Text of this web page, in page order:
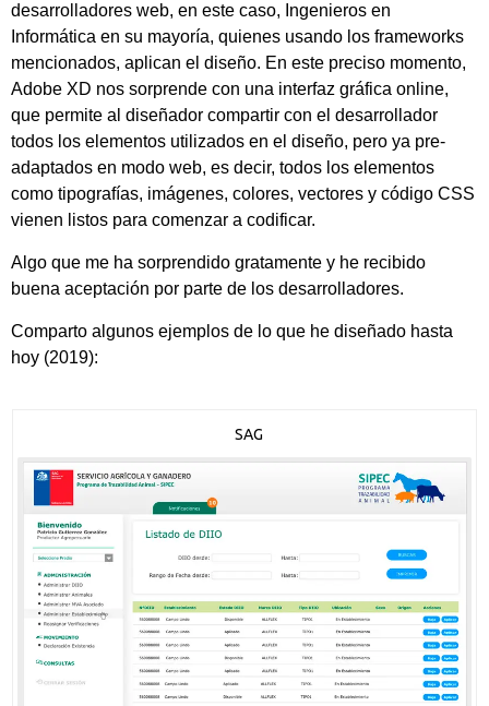
desarrolladores web, en este caso, Ingenieros en
Informática en su mayoría, quienes usando los frameworks
mencionados, aplican el diseño. En este preciso momento,
Adobe XD nos sorprende con una interfaz gráfica online,
que permite al diseñador compartir con el desarrollador
todos los elementos utilizados en el diseño, pero ya pre-
adaptados en modo web, es decir, todos los elementos
como tipografías, imágenes, colores, vectores y código CSS
vienen listos para comenzar a codificar.
Algo que me ha sorprendido gratamente y he recibido
buena aceptación por parte de los desarrolladores.
Comparto algunos ejemplos de lo que he diseñado hasta
hoy (2019):
SAG